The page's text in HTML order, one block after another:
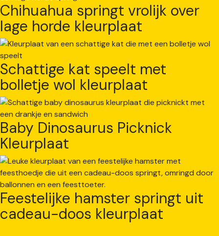
Chihuahua springt vrolijk over
lage horde kleurplaat
Schattige kat speelt met
bolletje wol kleurplaat
Baby Dinosaurus Picknick
Kleurplaat
Feestelijke hamster springt uit
cadeau-doos kleurplaat